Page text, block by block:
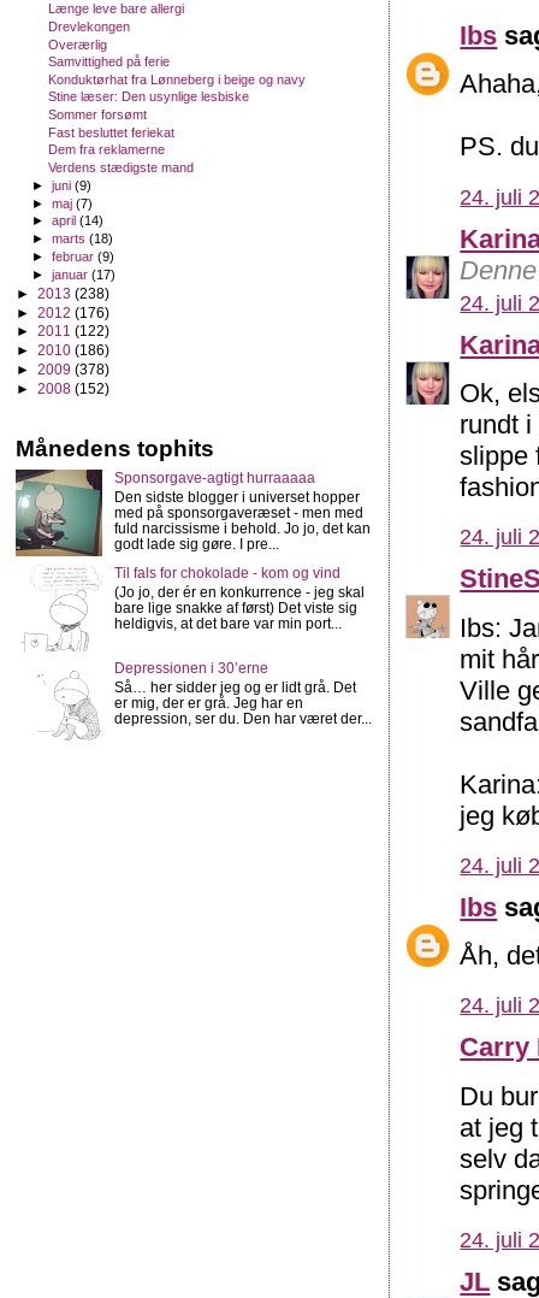
Ibs
PS.
24. juli
24. juli
Ok,
rundt
slippe
24. juli
Ibs:
mit
Ville
jeg
24. juli
Ibs
Åh,
24. juli
Carry
Du
at jeg
selv
24. juli
JL
Længe leve bare allergi
Drevlekongen
Overærlig
Samvittighed på ferie
Konduktørhat fra Lønneberg i beige og navy
Stine læser: Den usynlige lesbiske
Sommer forsømt
Fast besluttet feriekat
Dem fra reklamerne
Verdens stædigste mand
►juni(9)
►maj(7)
►april(14)
►marts(18)
►februar(9)
►januar(17)
► 2013 (238)
► 2012 (176)
► 2011 (122)
► 2010 (186)
► 2009 (378)
► 2008 (152)
Månedens tophits
Sponsorgave-agtigt hurraaaaa
Den sidste blogger i universet hopper
med på sponsorgaveræset - men med
fuld narcissisme i behold. Jo jo, det kan
godt lade sig gøre. I pre...
Til fals for chokolade - kom og vind
(Jo jo, der ér en konkurrence - jeg skal
bare lige snakke af først) Det viste sig
heldigvis, at det bare var min port...
Depressionen i 30’erne
Så… her sidder jeg og er lidt grå. Det
er mig, der er grå. Jeg har en
depression, ser du. Den har været der...